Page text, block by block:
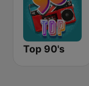
Top 90's